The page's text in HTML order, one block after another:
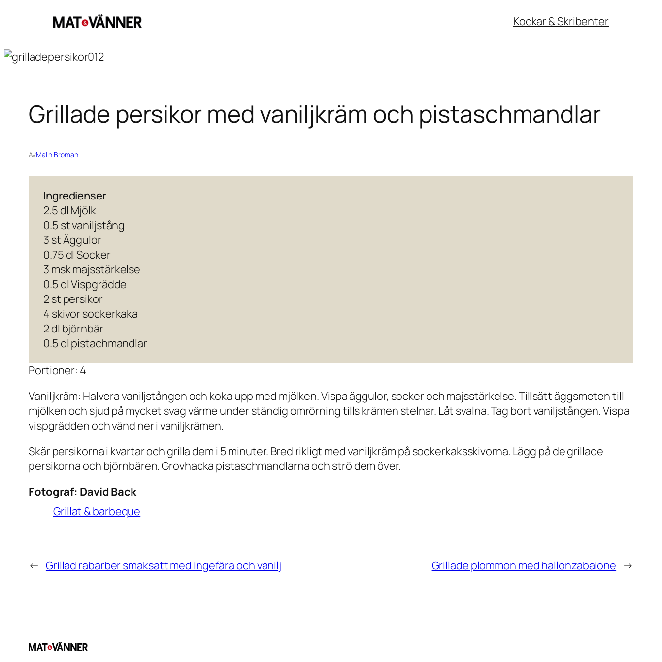
Kockar & Skribenter
Grillade persikor med vaniljkräm och pistaschmandlar
AvMalin Broman
Ingredienser
2.5 dl Mjölk
0.5 st vaniljstång
3 st Äggulor
0.75 dl Socker
3 msk majsstärkelse
0.5 dl Vispgrädde
2 st persikor
4 skivor sockerkaka
2 dl björnbär
0.5 dl pistachmandlar
Portioner: 4
Vaniljkräm: Halvera vaniljstången och koka upp med mjölken. Vispa äggulor, socker och majsstärkelse. Tillsätt äggsmeten till
mjölken och sjud på mycket svag värme under ständig omrörning tills krämen stelnar. Låt svalna. Tag bort vaniljstången. Vispa
vispgrädden och vänd ner i vaniljkrämen.
Skär persikorna i kvartar och grilla dem i 5 minuter. Bred rikligt med vaniljkräm på sockerkaksskivorna. Lägg på de grillade
persikorna och björnbären. Grovhacka pistaschmandlarna och strö dem över.
Fotograf: David Back
Grillat & barbeque
← Grillad rabarber smaksatt med ingefära och vanilj Grillade plommon med hallonzabaione →